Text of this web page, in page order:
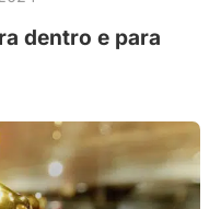
dentro e para